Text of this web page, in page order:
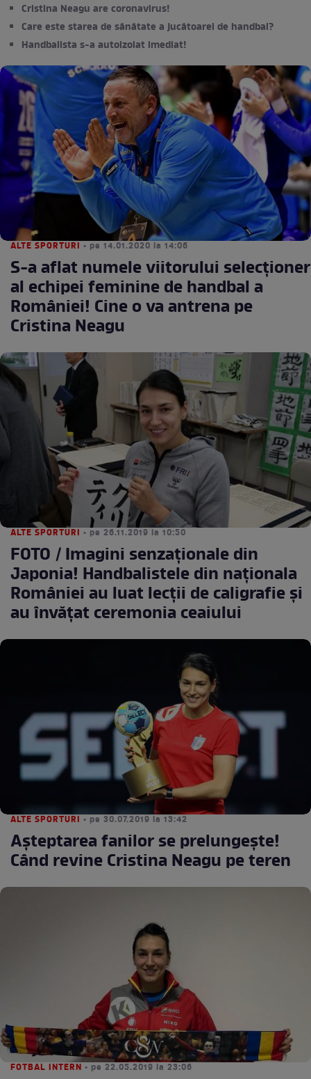
Cristina Neagu are coronavirus!
Care este starea de sănătate a jucătoarei de handbal?
Handbalista s-a autoizolat imediat!
ALTE SPORTURI • pe 14.01.2020 la 14:06
S-a aflat numele viitorului selecţioner
al echipei feminine de handbal a
României! Cine o va antrena pe
Cristina Neagu
ALTE SPORTURI • pe 26.11.2019 la 10:50
FOTO / Imagini senzaţionale din
Japonia! Handbalistele din naționala
României au luat lecții de caligrafie și
au învățat ceremonia ceaiului
ALTE SPORTURI • pe 30.07.2019 la 13:42
Aşteptarea fanilor se prelungeşte!
Când revine Cristina Neagu pe teren
FOTBAL INTERN • pe 22.05.2019 la 23:06